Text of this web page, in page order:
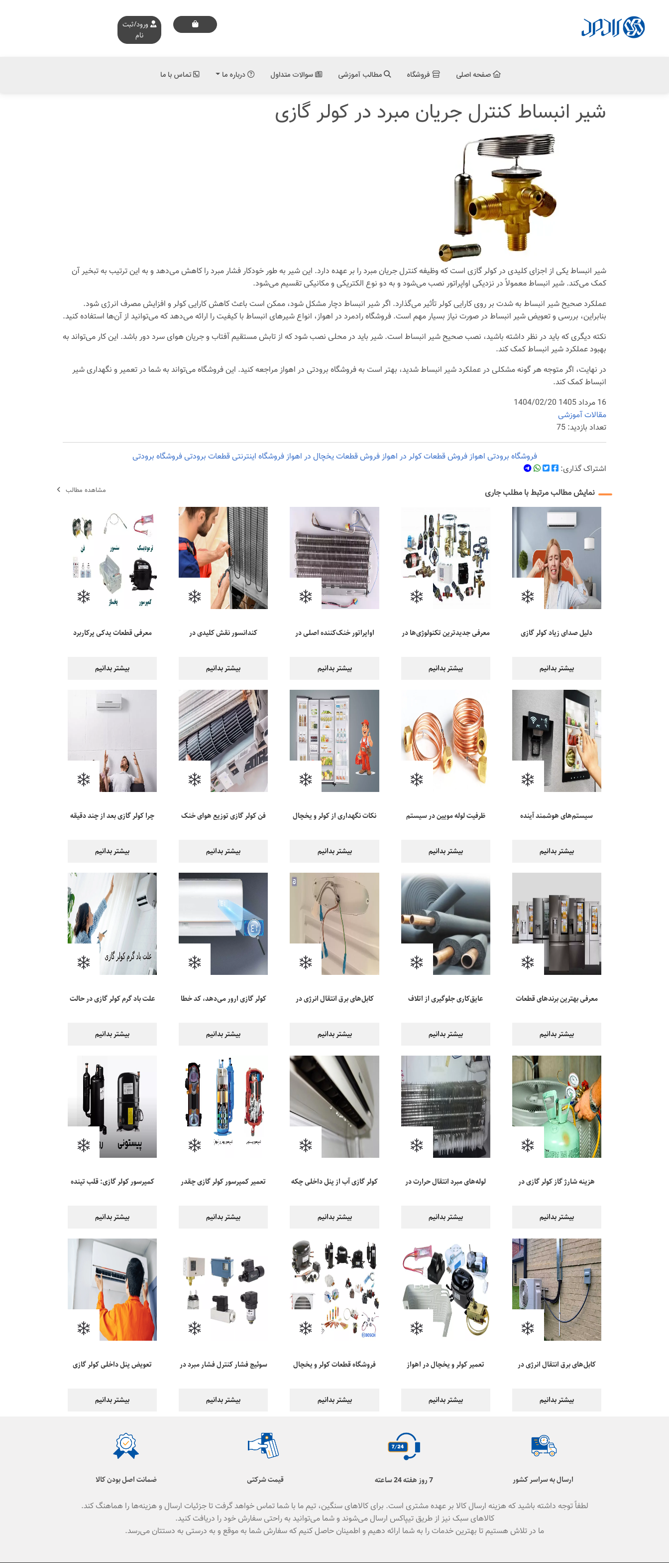
ورود/ثبت
نام
صفحه اصلی فروشگاه مطالب آموزشی سوالات متداول درباره ما تماس با ما
شیر انبساط کنترل جریان مبرد در کولر گازی
شیر انبساط یکی از اجزای کلیدی در کولر گازی است که وظیفه کنترل جریان مبرد را بر عهده دارد. این شیر به طور خودکار فشار مبرد را کاهش می‌دهد و به این ترتیب به تبخیر آن
کمک می‌کند. شیر انبساط معمولاً در نزدیکی اواپراتور نصب می‌شود و به دو نوع الکتریکی و مکانیکی تقسیم می‌شود.
عملکرد صحیح شیر انبساط به شدت بر روی کارایی کولر تأثیر می‌گذارد. اگر شیر انبساط دچار مشکل شود، ممکن است باعث کاهش کارایی کولر و افزایش مصرف انرژی شود.
بنابراین، بررسی و تعویض شیر انبساط در صورت نیاز بسیار مهم است. فروشگاه رادمرد در اهواز، انواع شیرهای انبساط با کیفیت را ارائه می‌دهد که می‌توانید از آن‌ها استفاده کنید.
نکته دیگری که باید در نظر داشته باشید، نصب صحیح شیر انبساط است. شیر باید در محلی نصب شود که از تابش مستقیم آفتاب و جریان هوای سرد دور باشد. این کار می‌تواند به
بهبود عملکرد شیر انبساط کمک کند.
در نهایت، اگر متوجه هر گونه مشکلی در عملکرد شیر انبساط شدید، بهتر است به فروشگاه برودتی در اهواز مراجعه کنید. این فروشگاه می‌تواند به شما در تعمیر و نگهداری شیر
انبساط کمک کند.
16 مرداد 1405 1404/02/20
مقالات آموزشی
تعداد بازدید: 75
فروشگاه برودتی اهوازفروش قطعات کولر در اهوازفروش قطعات یخچال در اهوازفروشگاه اینترنتی قطعات برودتیفروشگاه برودتی
اشتراک گذاری:
نمایش مطالب مرتبط با مطلب جاری
مشاهده مطالب
دلیل صدای زیاد کولر گازی
هنگام روشن شدن چیست؟
بیشتر بدانیم
معرفی جدیدترین تکنولوژی‌ها در
قطعات کولر و یخچال
بیشتر بدانیم
اواپراتور خنک‌کننده اصلی در
بیشتر بدانیم
کندانسور نقش کلیدی در
خنک‌کنندگی در یخچال
بیشتر بدانیم
معرفی قطعات یدکی پرکاربرد
یخچال و کولر
بیشتر بدانیم
سیستم‌های هوشمند آینده
یخچال
بیشتر بدانیم
ظرفیت لوله مویین در سیستم
های تبرید و تهویه مطبوع
بیشتر بدانیم
نکات نگهداری از کولر و یخچال
برای افزایش عمر مفید آن‌ها
بیشتر بدانیم
فن کولر گازی توزیع هوای خنک
بیشتر بدانیم
چرا کولر گازی بعد از چند دقیقه
خاموش می‌شود؟
بیشتر بدانیم
معرفی بهترین برندهای قطعات
یخچال در بازار
بیشتر بدانیم
عایق‌کاری جلوگیری از اتلاف
انرژی در کولر گازی
بیشتر بدانیم
کابل‌های برق انتقال انرژی در
یخچال
بیشتر بدانیم
کولر گازی ارور می‌دهد، کد خطا
یعنی چه؟
بیشتر بدانیم
علت باد گرم کولر گازی در حالت
سرمایش چیست؟
بیشتر بدانیم
هزینه شارژ گاز کولر گازی در
سال ۱۴۰۳ چقدر است؟
بیشتر بدانیم
لوله‌های مبرد انتقال حرارت در
یخچال
بیشتر بدانیم
کولر گازی آب از پنل داخلی چکه
می‌کند، چرا؟
بیشتر بدانیم
تعمیر کمپرسور کولر گازی چقدر
هزینه دارد؟
بیشتر بدانیم
کمپرسور کولر گازی: قلب تپنده
سیستم
بیشتر بدانیم
کابل‌های برق انتقال انرژی در
کولر گازی
بیشتر بدانیم
تعمیر کولر و یخچال در اهواز
بیشتر بدانیم
فروشگاه قطعات کولر و یخچال
بیشتر بدانیم
سوئیچ فشار کنترل فشار مبرد در
یخچال
بیشتر بدانیم
تعویض پنل داخلی کولر گازی
چقدر هزینه دارد؟
بیشتر بدانیم
ارسال به سراسر کشور 7 روز هفته 24 ساعته قیمت شرکتی ضمانت اصل بودن کالا
لطفاً توجه داشته باشید که هزینه ارسال کالا بر عهده مشتری است. برای کالاهای سنگین، تیم ما با شما تماس خواهد گرفت تا جزئیات ارسال و هزینه‌ها را هماهنگ کند.
کالاهای سبک نیز از طریق تیپاکس ارسال می‌شوند و شما می‌توانید به راحتی سفارش خود را دریافت کنید.
ما در تلاش هستیم تا بهترین خدمات را به شما ارائه دهیم و اطمینان حاصل کنیم که سفارش شما به موقع و به درستی به دستتان می‌رسد.